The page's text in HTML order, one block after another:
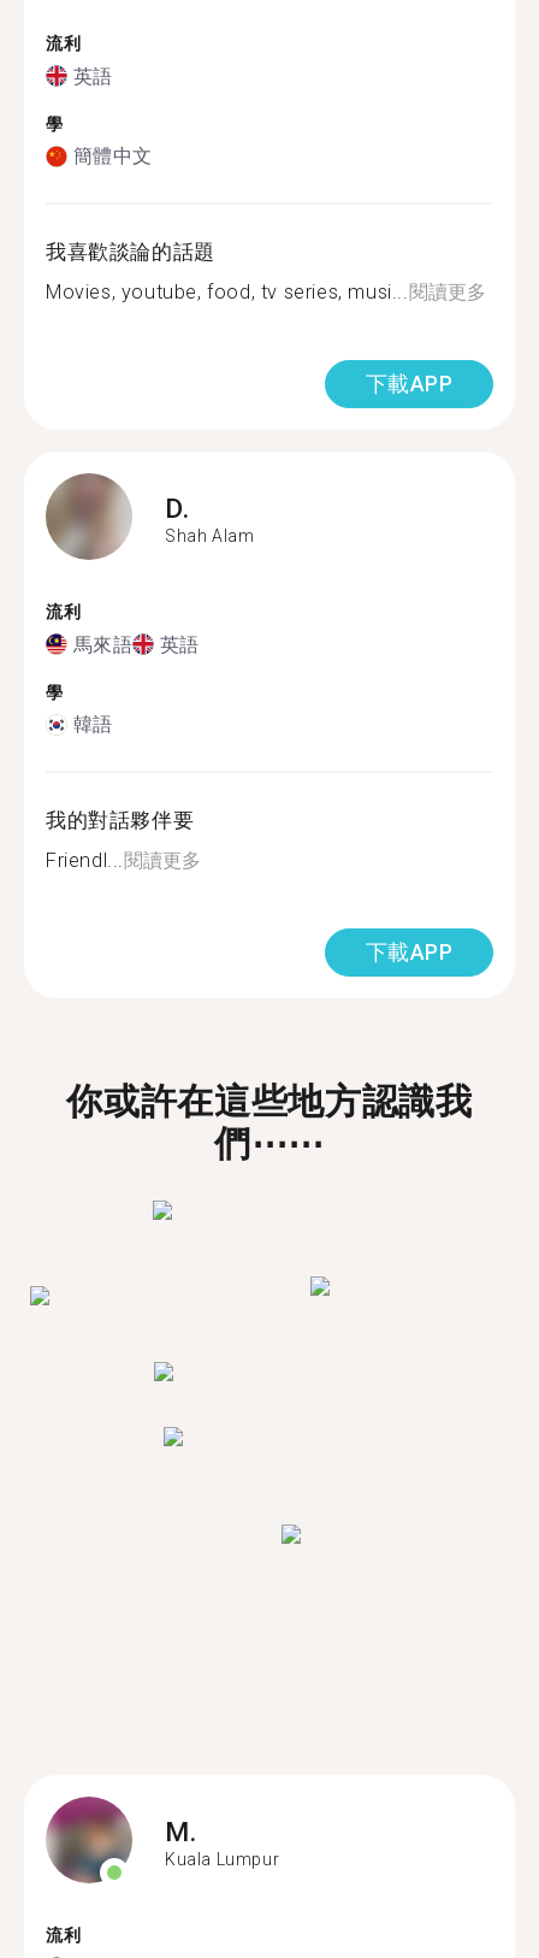
流利
英語
學
簡體中文
我喜歡談論的話題
Movies, youtube, food, tv series, musi...閱讀更多
下載APP
D.
Shah Alam
流利
馬來語 英語
學
韓語
我的對話夥伴要
Friendl...閱讀更多
下載APP
你或許在這些地方認識我
們⋯⋯
M.
Kuala Lumpur
流利